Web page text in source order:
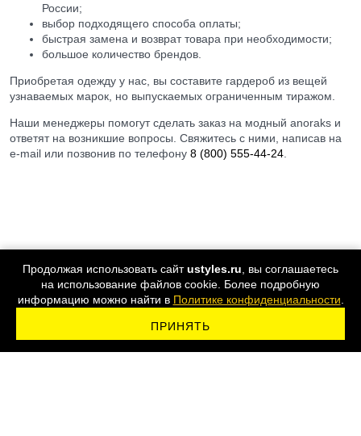
России;
выбор подходящего способа оплаты;
быстрая замена и возврат товара при необходимости;
большое количество брендов.
Приобретая одежду у нас, вы составите гардероб из вещей
узнаваемых марок, но выпускаемых ограниченным тиражом.
Наши менеджеры помогут сделать заказ на модный anoraks и
ответят на возникшие вопросы. Свяжитесь с ними, написав на
e-mail или позвонив по телефону 8 (800) 555-44-24
Продолжая использовать сайтustyles.ru , вы соглашаетесь
на использование файлов cookie. Более подробную
информацию можно найти в Политике конфиденциальности
ПРИНЯТЬ